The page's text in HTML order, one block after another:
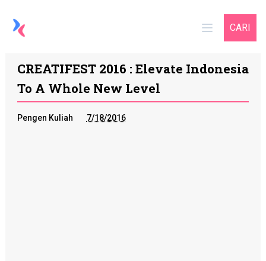
CARI
CREATIFEST 2016 : Elevate Indonesia
To A Whole New Level
Pengen Kuliah 7/18/2016